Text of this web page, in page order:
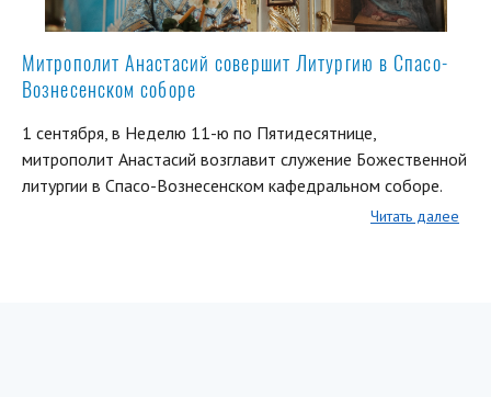
Митрополит Анастасий совершит Литургию в Спасо-
Вознесенском соборе
1 сентября, в Неделю 11-ю по Пятидесятнице,
митрополит Анастасий возглавит служение Божественной
литургии в Спасо-Вознесенском кафедральном соборе.
Читать далее